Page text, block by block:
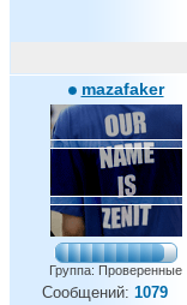
mazafaker
Группа: Проверенные
Сообщений: 1079